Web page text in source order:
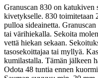
Granuscan 830 on
kivetykselle. 830 toimitetaan
pulloa sideainetta.
tai värihiekalla. Sekoita
vettä hiekan sekaan.
tasosekoittajaa tai myllyä.
kumilastalla. Tämän jälkeen
Odota 48 tuntia ennen